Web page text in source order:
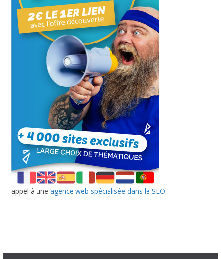
appel à une agence web spécialisée dans le SEO